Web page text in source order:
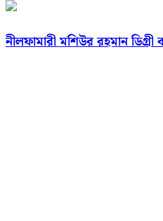
নীলফামারী মশিউর রহমান